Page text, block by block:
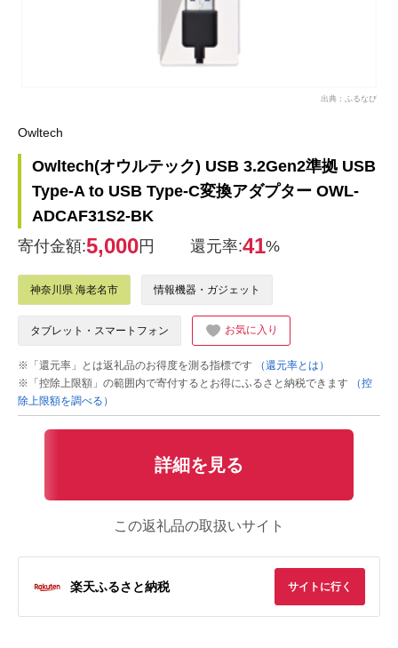
出典：ふるなび
Owltech
Owltech(オウルテック) USB 3.2Gen2準拠 USB
Type-A to USB Type-C変換アダプター OWL-
ADCAF31S2-BK
寄付金額:5,000円 還元率:41%
神奈川県 海老名市 情報機器・ガジェット
タブレット・スマートフォン お気に入り
※「還元率」とは返礼品のお得度を測る指標です
（還元率とは）
※「控除上限額」の範囲内で寄付するとお得にふるさと納税できます
（控
除上限額を調べる）
詳細を見る
この返礼品の取扱いサイト
楽天ふるさと納税 サイトに行く